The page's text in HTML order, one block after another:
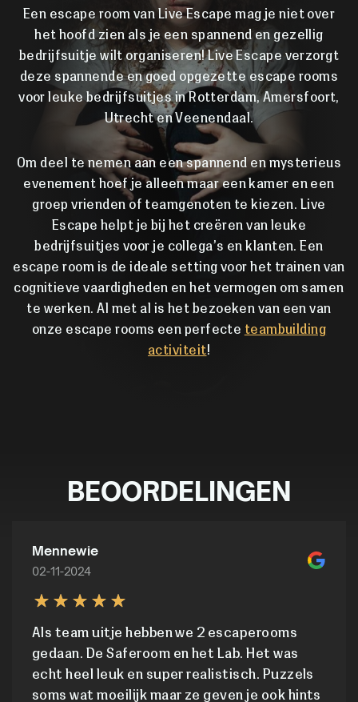
Een escape room van Live Escape mag je niet over
het hoofd zien als je een spannend en gezellig
bedrijfsuitje wilt organiseren! Live Escape verzorgt
deze spannende en goed opgezette escape rooms
voor leuke bedrijfsuitjes in Rotterdam, Amersfoort,
Utrecht en Veenendaal.
Om deel te nemen aan een spannend en mysterieus
evenement hoef je alleen maar een kamer en een
groep vrienden of teamgenoten te kiezen. Live
Escape helpt je bij het creëren van leuke
bedrijfsuitjes voor je collega’s en klanten. Een
escape room is de ideale setting voor het trainen van
cognitieve vaardigheden en het vermogen om samen
te werken. Al met al is het bezoeken van een van
onze escape rooms een perfecte teambuilding
activiteit!
BEOORDELINGEN
Mennewie
02-11-2024
Als team uitje hebben we 2 escaperooms
gedaan. De Saferoom en het Lab. Het was
echt heel leuk en super realistisch. Puzzels
soms wat moeilijk maar ze geven je ook hints